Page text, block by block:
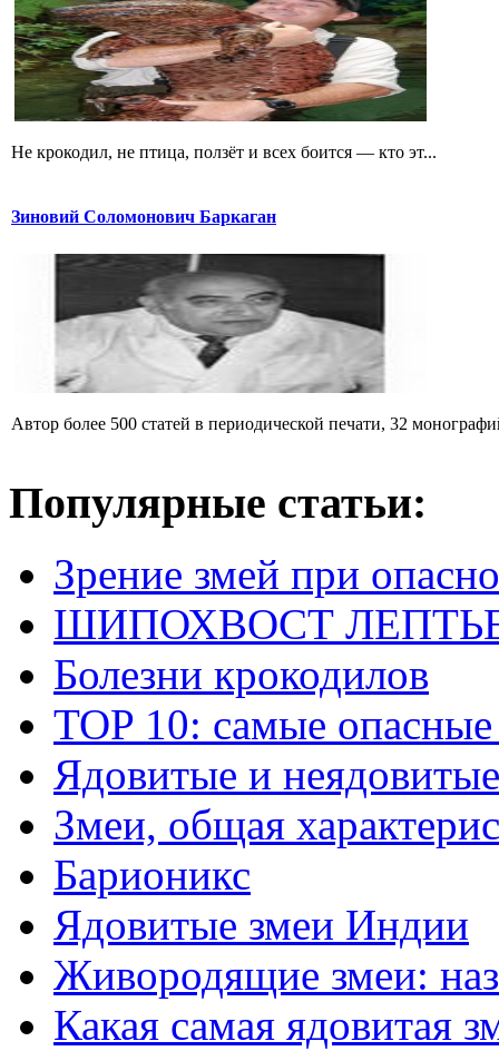
Не крокодил, не птица, ползёт и всех боится — кто эт...
Зиновий Соломонович Баркаган
Автор более 500 статей в периодической печати, 32
Популярные статьи:
Зрение змей при
ШИПОХВОСТ
Болезни крокодилов
TOP 10: самые
Ядовитые и
Змеи, общая
Барионикс
Ядовитые змеи Индии
Живородящие змеи:
Какая самая ядовитая